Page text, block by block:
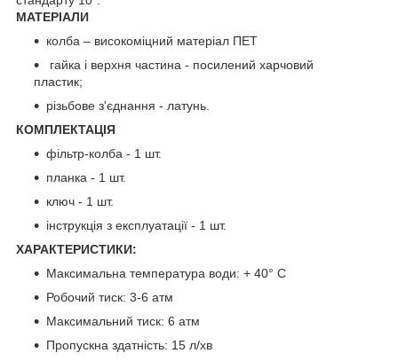
МАТЕРІАЛИ
колба – високоміцний матеріал ПЕТ
гайка і верхня частина - посилений харчовий
пластик;
різьбове з'єднання - латунь.
КОМПЛЕКТАЦІЯ
фільтр-колба - 1 шт.
планка - 1 шт.
ключ - 1 шт.
інструкція з експлуатації - 1 шт.
ХАРАКТЕРИСТИКИ:
Максимальна температура води: + 40° С
Робочий тиск: 3-6 атм
Максимальний тиск: 6 атм
Пропускна здатність: 15 л/хв